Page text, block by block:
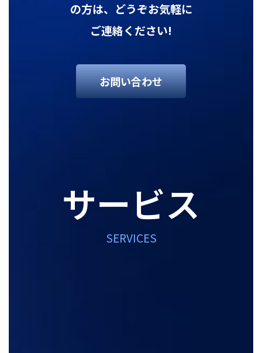
の方は、どうぞお気軽に
ご連絡ください!
お問い合わせ
サービス
SERVICES